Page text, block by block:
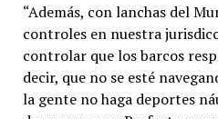
“Además, con lanchas del
controles en nuestra
controlar que los barcos
decir, que no se esté
la gente no haga deportes